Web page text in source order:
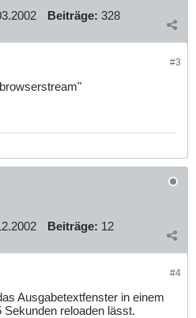
Beiträge: 328
#3
Beiträge: 12
#4
Ausgabetextfenster in einem
reloaden lässt.